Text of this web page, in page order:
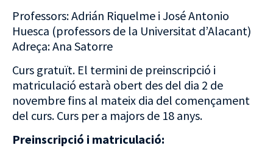
Professors: Adrián Riquelme i José Antonio
Huesca (professors de la Universitat d’Alacant)
Adreça: Ana Satorre
Curs gratuït. El termini de preinscripció i
matriculació estarà obert des del dia 2 de
novembre fins al mateix dia del començament
del curs. Curs per a majors de 18 anys.
Preinscripció i matriculació: